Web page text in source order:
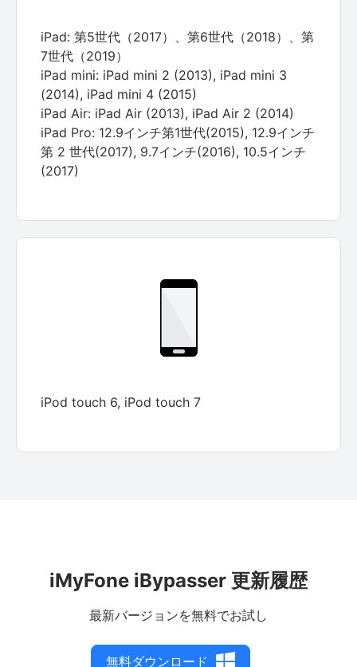
iPad: 第5世代（2017）、第6世代（2018）、第
7世代（2019）
iPad mini: iPad mini 2 (2013), iPad mini 3
(2014), iPad mini 4 (2015)
iPad Air: iPad Air (2013), iPad Air 2 (2014)
iPad Pro: 12.9インチ第1世代(2015), 12.9インチ
第 2 世代(2017), 9.7インチ(2016), 10.5インチ
(2017)
iPod touch 6, iPod touch 7
iMyFone iBypasser 更新履歴
最新バージョンを無料でお試し
無料ダウンロード